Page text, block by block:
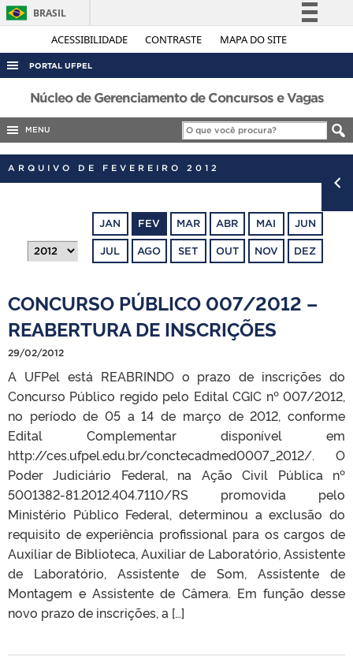
ACESSIBILIDADE CONTRASTE MAPA DO SITE
BRASIL
Simplifique!
Legislação
Canais
PORTAL UFPEL
ACESSO À INFORMAÇÃO
AUDITORIA
CONCURSOS
OUVIDORIA
TELEFONES
Núcleo de Gerenciamento de Concursos e Vagas
MENU
ARQUIVO DE FEVEREIRO 2012
JAN FEV MAR ABR MAI JUN
JUL AGO SET OUT NOV DEZ
CONCURSO PÚBLICO 007/2012 –
REABERTURA DE INSCRIÇÕES
29/02/2012
A UFPel está REABRINDO o prazo de inscrições do
Concurso Público regido pelo Edital CGIC nº 007/2012,
no período de 05 a 14 de março de 2012, conforme
Edital Complementar disponível em
http://ces.ufpel.edu.br/conctecadmed0007_2012/. O
Poder Judiciário Federal, na Ação Civil Pública nº
5001382-81.2012.404.7110/RS promovida pelo
Ministério Público Federal, determinou a exclusão do
requisito de experiência profissional para os cargos de
Auxiliar de Biblioteca, Auxiliar de Laboratório, Assistente
de Laboratório, Assistente de Som, Assistente de
Montagem e Assistente de Câmera. Em função desse
novo prazo de inscrições, a […]